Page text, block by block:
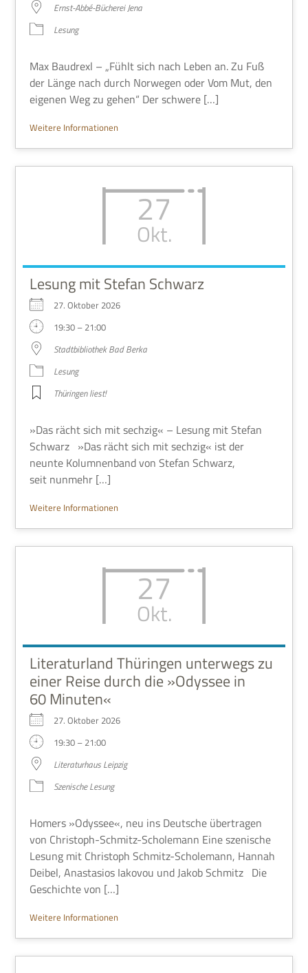
Ernst-Abbé-Büche­rei Jena
Lesung
Max Bau­drexl – „Fühlt sich nach Leben an. Zu Fuß
der Länge nach durch Nor­we­gen oder Vom Mut, den
eige­nen Weg zu gehen“ Der schwere […]
Wei­tere Informationen
27
Okt.
Lesung mit Stefan Schwarz
27. Okto­ber 2026
19:30 – 21:00
Stadt­bi­blio­thek Bad Berka
Lesung
Thü­rin­gen liest!
»Das rächt sich mit sech­zig« – Lesung mit Ste­fan
Schwarz »Das rächt sich mit sech­zig« ist der
neunte Kolum­nen­band von Ste­fan Schwarz,
seit nunmehr […]
Wei­tere Informationen
27
Okt.
Literaturland Thüringen unterwegs zu
einer Reise durch die »Odyssee in
60 Minuten«
27. Okto­ber 2026
19:30 – 21:00
Lite­ra­tur­haus Leipzig
Sze­ni­sche Lesung
Homers »Odys­see«, neu ins Deut­sche über­tra­gen
von Chri­stoph-Schmitz-Schole­mann Eine sze­ni­sche
Lesung mit Chri­stoph Schmitz-Schole­mann, Han­nah
Dei­bel, Ana­sta­sios Iako­vou und Jakob Schmitz Die
Geschichte von […]
Wei­tere Informationen